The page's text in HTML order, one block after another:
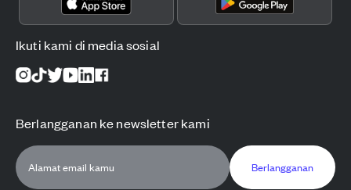
Ikuti kami di media sosial
Berlangganan ke newsletter kami
Berlangganan